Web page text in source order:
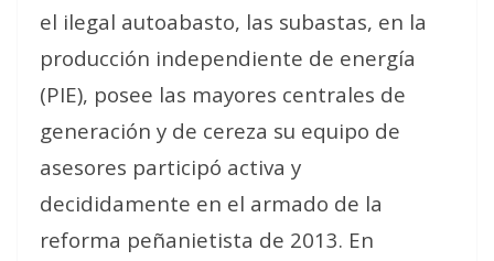
el ilegal autoabasto, las subastas, en la
producción independiente de energía
(PIE), posee las mayores centrales de
generación y de cereza su equipo de
asesores participó activa y
decididamente en el armado de la
reforma peñanietista de 2013. En